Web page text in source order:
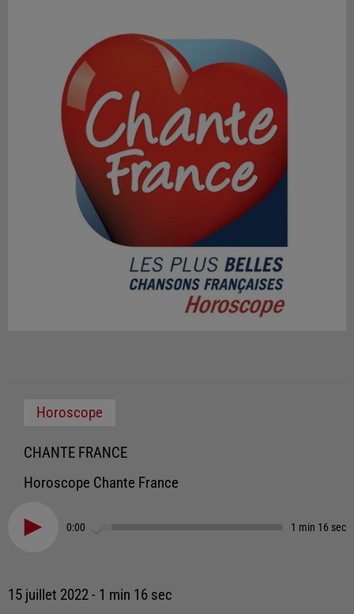
Horoscope
CHANTE FRANCE
Horoscope Chante France
0:00 1 min 16 sec
15 juillet 2022 - 1 min 16 sec